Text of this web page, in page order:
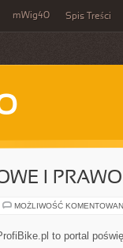
mWig40 Spis Treści
I
MOŻLIWOŚĆ
to portal